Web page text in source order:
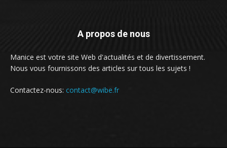
A propos de nous
Manice est votre site Web d'actualités et de divertissement.
Nous vous fournissons des articles sur tous les sujets !
Contactez-nous: contact@wibe.fr